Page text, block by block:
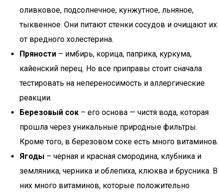
оливковое, подсолнечное, кунжутное, льняное,
тыквенное. Они питают стенки сосудов и очищают их
от вредного холестерина.
Пряности – имбирь, корица, паприка, куркума,
кайенский перец. Но все приправы стоит сначала
тестировать на непереносимость и аллергические
реакции.
Березовый сок – его основа — чистя вода, которая
прошла через уникальные природные фильтры.
Кроме того, в березовом соке есть много витаминов.
Ягоды – черная и красная смородина, клубника и
земляника, черника и облепиха, клюква и брусника. В
них много витаминов, которые положительно